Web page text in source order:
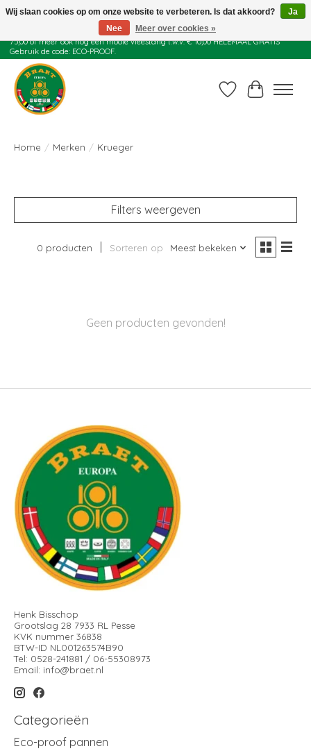
Juli actie: 10% korting op alle ECO-PROOF pannen en bij een bestelling van €
75,00 of meer ook nog een mooie vleestang t.w.v. € 10,00 HELEMAAL GRATIS
Gebruik de code: ECO-PROOF.
Verlanglijst
Home / Merken / Krueger
Filters weergeven
0 producten Sorteren op Meest bekeken
Geen producten gevonden!
Henk Bisschop
Grootslag 28 7933 RL Pesse
KVK nummer 36838
BTW-ID NL001263574B90
Tel: 0528-241881 / 06-55308973
Email: info@braet.nl
Categorieën
Eco-proof pannen
Wij slaan cookies op om onze website te verbeteren. Is dat akkoord?
Ja
Nee
Meer over cookies »